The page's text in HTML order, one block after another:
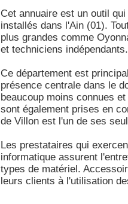
Cet annuaire est un outil
installés dans l'Ain (01).
plus grandes comme
et techniciens indépendants.
Ce département est
présence centrale dans le
beaucoup moins connues
sont également prises en
de Villon est l'un de ses
Les prestataires qui
informatique assurent
types de matériel.
leurs clients à l'utilisation